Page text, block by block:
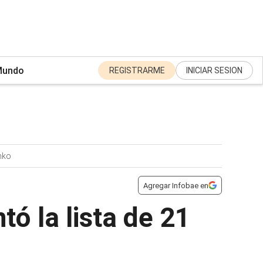
REGISTRARME INICIAR SESION
Agregar Infobae en
la lista de 21